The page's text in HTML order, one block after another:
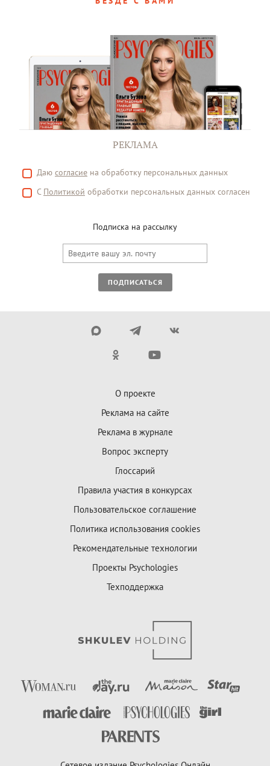
РЕКЛАМА
Даю согласие на обработку персональных данных
С Политикой обработки персональных данных согласен
Подписка на рассылку
ПОДПИСАТЬСЯ
О проекте
Реклама на сайте
Реклама в журнале
Вопрос эксперту
Глоссарий
Правила участия в конкурсах
Пользовательское соглашение
Политика использования cookies
Рекомендательные технологии
Проекты Psychologies
Техподдержка